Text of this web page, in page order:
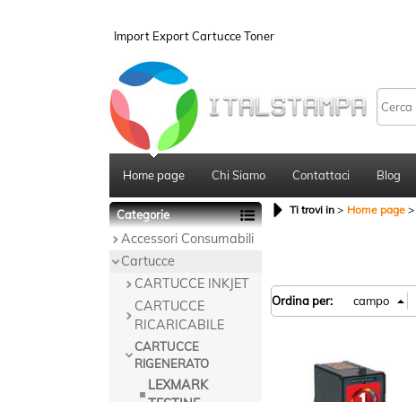
Import Export Cartucce Toner
Home page Chi Siamo Contattaci Blog
Categorie
Accessori Consumabili
Cartucce
CARTUCCE INKJET
CARTUCCE
RICARICABILE
CARTUCCE
RIGENERATO
LEXMARK
Ti trovi in Home page
Ordina per: